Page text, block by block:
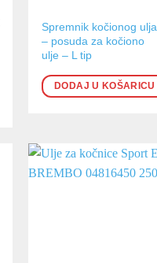
Spremnik kočionog ulja
– posuda za kočiono
ulje – L tip
DODAJ U KOŠARICU